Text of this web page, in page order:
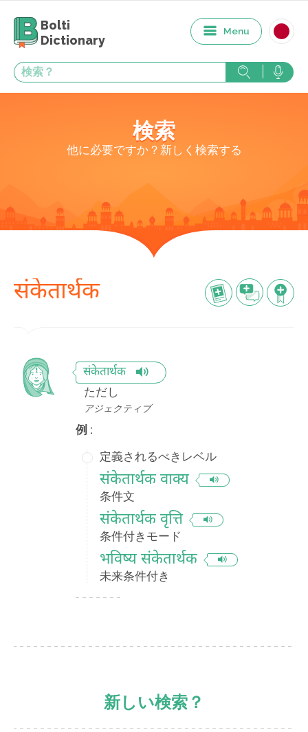
Bolti
Dictionary
Menu
検索
他に必要ですか？新しく検索する
संकेतार्थक
संकेतार्थक
ただし
アジェクティブ
例 :
定義されるべきレベル
संकेतार्थक वाक्य
条件文
संकेतार्थक वृत्ति
条件付きモード
भविष्य संकेतार्थक
未来条件付き
新しい検索？